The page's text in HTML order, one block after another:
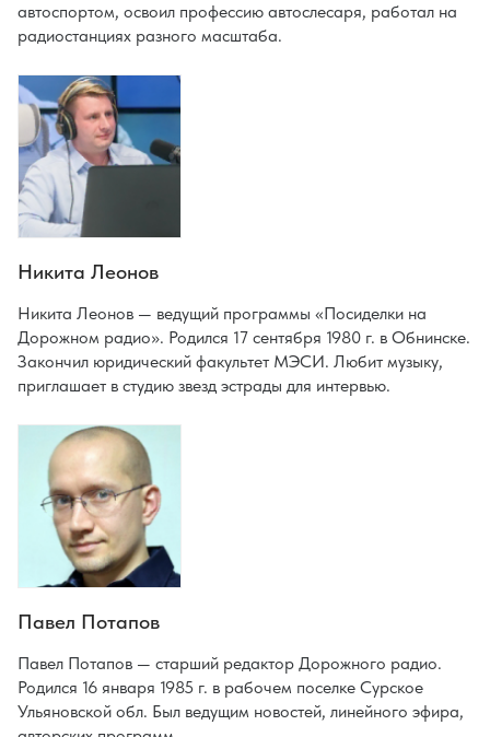
автоспортом, освоил профессию автослесаря, работал на
радиостанциях разного масштаба.
Никита Леонов
Никита Леонов — ведущий программы «Посиделки на
Дорожном радио». Родился 17 сентября 1980 г. в Обнинске.
Закончил юридический факультет МЭСИ. Любит музыку,
приглашает в студию звезд эстрады для интервью.
Павел Потапов
Павел Потапов — старший редактор Дорожного радио.
Родился 16 января 1985 г. в рабочем поселке Сурское
Ульяновской обл. Был ведущим новостей, линейного эфира,